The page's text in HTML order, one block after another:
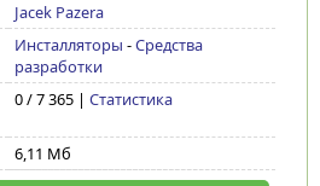
Jacek Pazera
Инсталляторы -Средства
разработки
0 / 7 365 | Статистика
6,11 Мб